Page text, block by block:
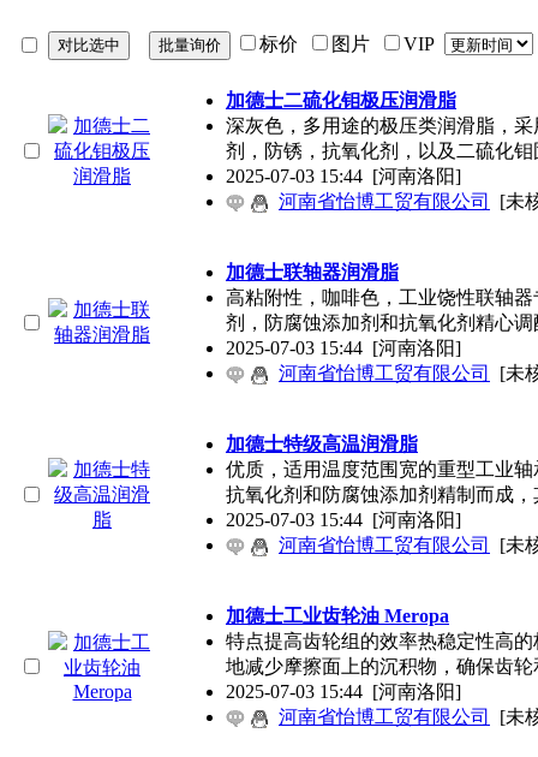
标价 图片 VIP
加德士二硫化钼极压润滑脂
深灰色，多用途的极压类润滑脂，
剂，防锈，抗氧化剂，以及二硫化钼
2025-07-03 15:44 [河南洛阳]
河南省怡博工贸有限公司
[未
加德士联轴器润滑脂
高粘附性，咖啡色，工业饶性联轴
剂，防腐蚀添加剂和抗氧化剂精心调
2025-07-03 15:44 [河南洛阳]
河南省怡博工贸有限公司
[未
加德士特级高温润滑脂
优质，适用温度范围宽的重型工业
抗氧化剂和防腐蚀添加剂精制而成，
2025-07-03 15:44 [河南洛阳]
河南省怡博工贸有限公司
[未
加德士工业齿轮油 Meropa
特点提高齿轮组的效率热稳定性高
地减少摩擦面上的沉积物，确保齿轮
2025-07-03 15:44 [河南洛阳]
河南省怡博工贸有限公司
[未